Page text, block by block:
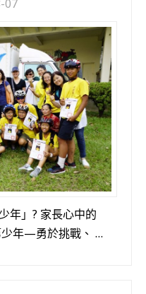
07
年」? 家長心中的
少年—勇於挑戰、 …